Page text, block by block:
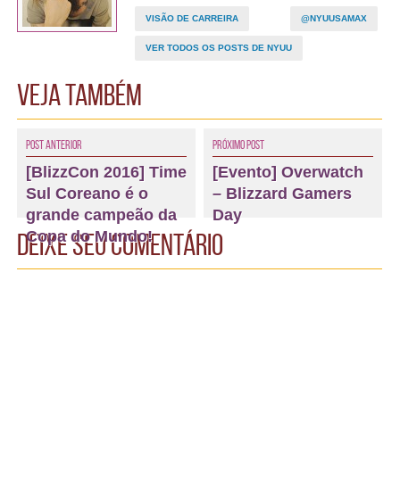
VISÃO DE CARREIRA @NYUUSAMAX
VER TODOS OS POSTS DE NYUU
Veja também
Post Anterior
[BlizzCon 2016] Time
Sul Coreano é o
grande campeão da
Copa do Mundo!
Próximo Post
[Evento] Overwatch
– Blizzard Gamers
Day
Deixe seu comentário